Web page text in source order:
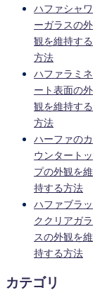
ハファシャワ
ーガラスの外
観を維持する
方法
ハファラミネ
ート表面の外
観を維持する
方法
ハーファのカ
ウンタートッ
プの外観を維
持する方法
ハファブラッ
ククリアガラ
スの外観を維
持する方法
カテゴリ